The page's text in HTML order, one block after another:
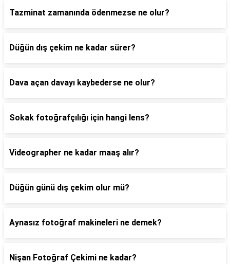
Tazminat zamanında ödenmezse ne olur?
Düğün dış çekim ne kadar sürer?
Dava açan davayı kaybederse ne olur?
Sokak fotoğrafçılığı için hangi lens?
Videographer ne kadar maaş alır?
Düğün günü dış çekim olur mü?
Aynasız fotoğraf makineleri ne demek?
Nişan Fotoğraf Çekimi ne kadar?